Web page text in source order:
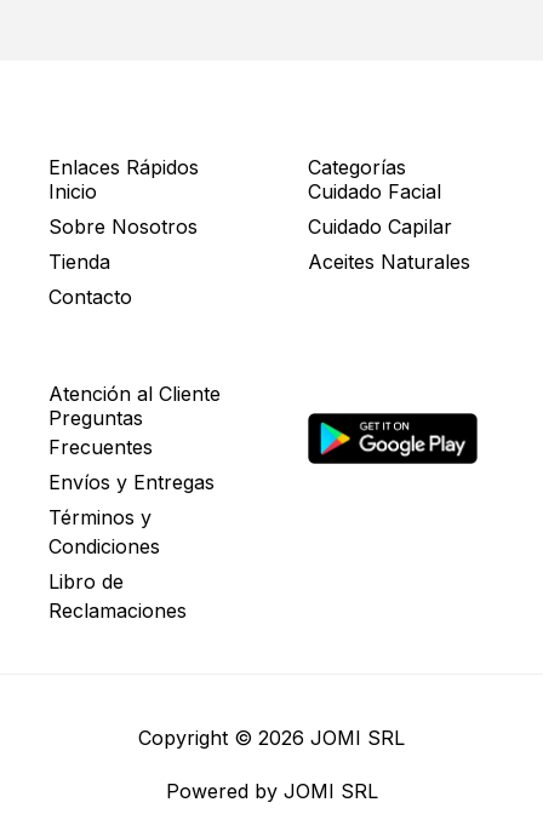
Enlaces Rápidos
Inicio
Sobre Nosotros
Tienda
Contacto
Categorías
Cuidado Facial
Cuidado Capilar
Aceites Naturales
Atención al Cliente
Preguntas
Frecuentes
Envíos y Entregas
Términos y
Condiciones
Libro de
Reclamaciones
Copyright © 2026 JOMI SRL
Powered by JOMI SRL